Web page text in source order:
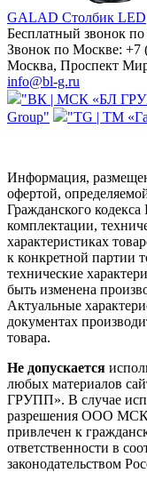
GALAD Столбик LED
Бесплатный звонок
Звонок по Москве: +7
Москва, Проспект
info@bl-g.ru
"ВК | МСК «БЛ
Group"
"TG | ТМ
Информация,
офертой,
Гражданского
комплектации,
характеристиках
к конкретной партии
технические
быть изменена
Актуальные
документах
товара.
Не допускается
любых материалов
ГРУПП». В случае
разрешения ООО МСК
привлечен к
ответственности в
законодательством